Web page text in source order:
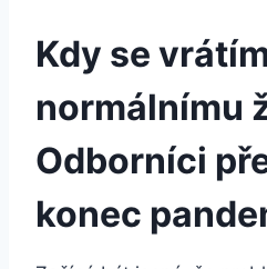
Kdy se
normálnímu
Odborníci
konec